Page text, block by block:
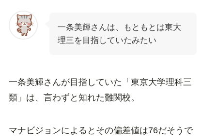
一条美輝さんは、もともとは東大
理三を目指していたみたい
一条美輝さんが目指していた「東京大学理科三
類」は、言わずと知れた難関校。
マナビジョンによるとその偏差値は76だそうで